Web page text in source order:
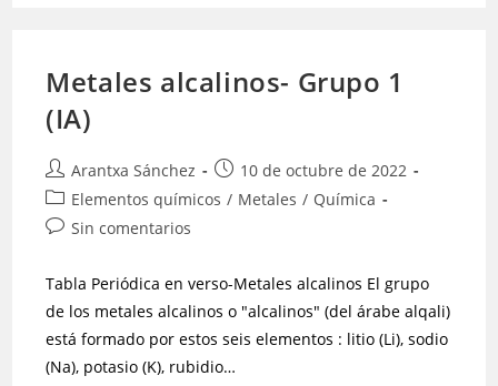
Metales alcalinos- Grupo 1
(IA)
Arantxa Sánchez
10 de octubre de 2022
Elementos químicos / Metales / Química
Sin comentarios
Tabla Periódica en verso-Metales alcalinos El grupo
de los metales alcalinos o "alcalinos" (del árabe alqali)
está formado por estos seis elementos : litio (Li), sodio
(Na), potasio (K), rubidio…